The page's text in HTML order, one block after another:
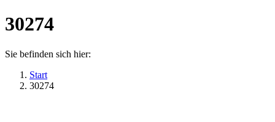
30274
Sie befinden sich hier:
Start
30274